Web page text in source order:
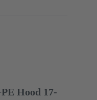
Hood 17-